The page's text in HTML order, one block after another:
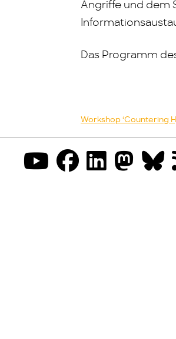
Angriffe und dem
Das Programm
Workshop ‘Countering